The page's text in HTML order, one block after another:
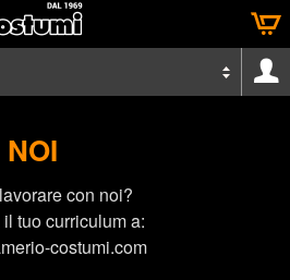
con noi?
tuo curriculum a:
costumi.com